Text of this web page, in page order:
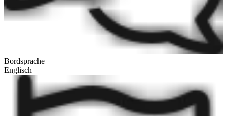
Bordsprache
Englisch